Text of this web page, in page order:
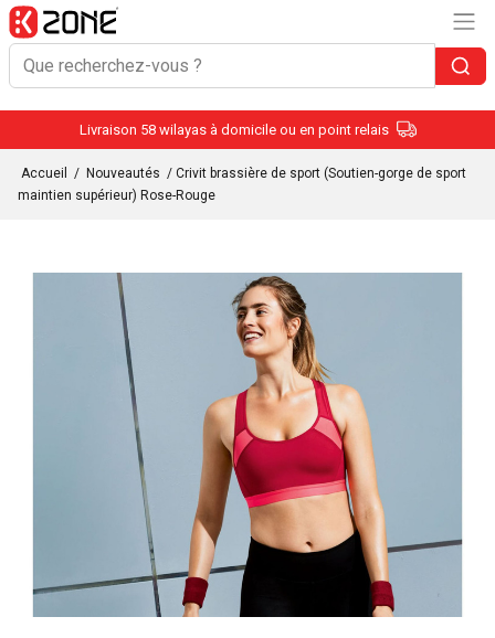
Livraison 58 wilayas à domicile ou en point relais
Accueil / Nouveautés / Crivit brassière de sport (Soutien-gorge de sport
maintien supérieur) Rose-Rouge